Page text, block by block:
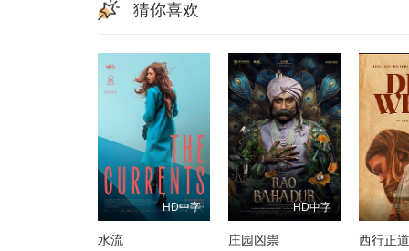
猜你喜欢
HD中字
水流
HD中字
庄园凶祟 西行正道